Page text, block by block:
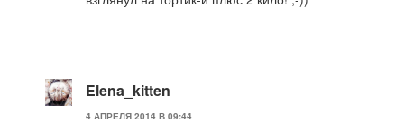
Elena_kitten
4 АПРЕЛЯ 2014 В 09:44